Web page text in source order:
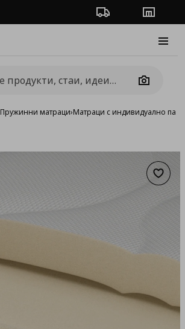
Проследяване на
Camera
Пружинни матраци›Матраци с индивидуално